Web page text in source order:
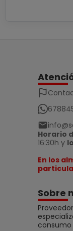
Horario
16:30h y
En los
Sobre
consumo